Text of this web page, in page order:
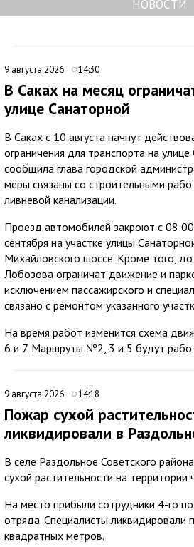
НОВОСТИ
9 августа 2026 14:30
В Саках на месяц
улице Санаторной
В Саках с 10 августа начнут
ограничения для транспорта на
сообщила глава городской
меры связаны со строительными
ливневой канализации.
Проезд автомобилей закроют с
сентября на участке улицы
Михайловского шоссе. Кроме того,
Лобозова ограничат движение и
исключением пассажирского и
связано с ремонтом указанного
На время работ изменится схема
6 и 7. Маршруты №2, 3 и 5 будут
9 августа 2026 14:18
Пожар сухой
ликвидировали в
В селе Раздольное Советского
сухой растительности на
На место прибыли сотрудники 4-го
отряда. Специалисты
квадратных метров.